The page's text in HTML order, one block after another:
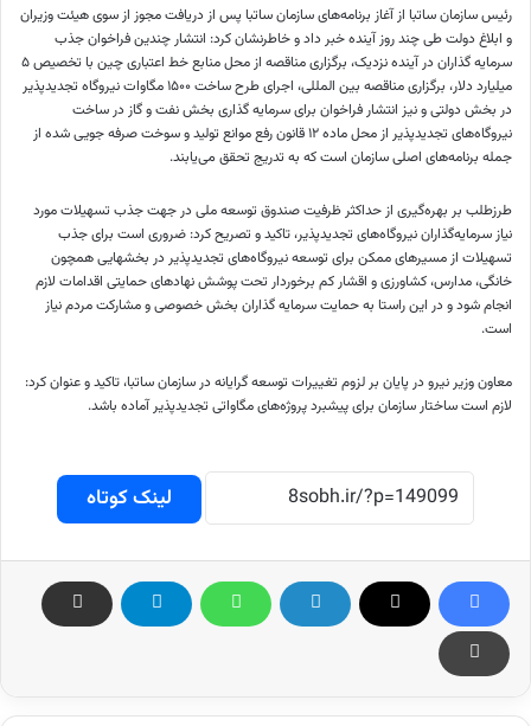
رئیس سازمانساتبا از آغاز برنامه‌های سازمانساتباپس از دریافت مجوز از سوی هیئت وزیران
و ابلاغ دولت طی چند روز آینده خبر داد و خاطرنشان کرد: انتشار چندین فراخوان جذب
سرمایه گذاران در آینده نزدیک، برگزاری مناقصه از محل منابع خط اعتباری چین با تخصیص ۵
میلیارد دلار، برگزاری مناقصه بین المللی، اجرای طرح ساخت ۱۵۰۰ مگاوات نیروگاه
تجدیدپذیر
در بخش دولتی و نیز انتشار فراخوان برای سرمایه گذاری بخش نفت و گاز در ساخت
نیروگاه‌های تجدیدپذیر از محل ماده ۱۲ قانون رفع موانع تولید و سوخت صرفه جوییشده از
جمله برنامه‌های اصلی سازمان است که به تدریج تحقق می‌یابند.
طرزطلب بر بهره‌گیری از حداکثر ظرفیت صندوق توسعه ملی در جهت جذب تسهیلات مورد
نیاز سرمایه‌گذاران نیروگاه‌های تجدیدپذیر، تاکید و تصریح کرد: ضروری است برای جذب
تسهیلات از مسیرهای ممکن برای توسعه نیروگاه‌های تجدیدپذیر در بخشهاییهمچون
خانگی، مدارس، کشاورزی و اقشار کم برخوردار تحت پوشش نهادهای حمایتی اقدامات لازم
انجام شود و در این راستا به حمایت سرمایه گذاران بخش خصوصی و مشارکت مردم نیاز
است.
معاون وزیر نیرو در پایان بر لزوم تغییرات توسعهگرایانه در سازمانساتبا، تاکید و عنوان کرد:
لازم است ساختار سازمان برای پیشبرد پروژه‌های مگاواتی تجدیدپذیرآماده باشد.
لینک کوتاه